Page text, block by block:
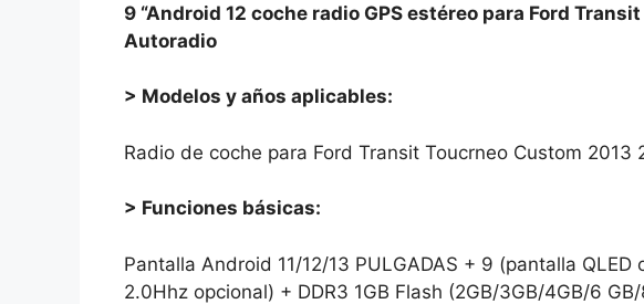
9 “Android 12 coche radio GPS estéreo para Ford
Autoradio
> Modelos y años aplicables:
Radio de coche para Ford Transit Toucrneo Custom 2013
> Funciones básicas:
Pantalla Android 11/12/13 PULGADAS + 9 (pantalla
2.0Hhz opcional) + DDR3 1GB Flash (2GB/3GB/4GB/6